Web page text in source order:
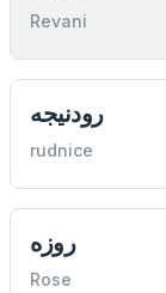
Revani
رودنيجه
rudnice
روزه
Rose